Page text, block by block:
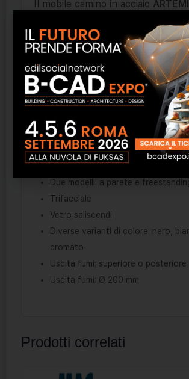
Il mobile camino in acciaio
nostri sensi con le sue forme
Sempre in primo piano: un fuoco
scoppiettante per ottenere il
comfort. Investite in un prodotto
meraviglioso e godete appieno
inconfondibile del fuoco nel
ambiente abitativo.
Mobile camino in acciaio
ARTEMIS
impianto con rivestimento in
Due modelli: a parete e
Trifacciale
Vetro saliscendi
Diverse varianti di colore: nero,
cromato
Uscita fumi: superiore o posteriore
Uscita fumi: Ø 200 mm
Prodotti correlati